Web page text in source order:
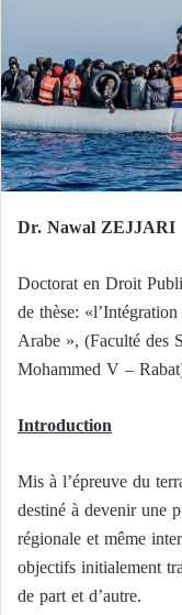
Dr. Nawal ZEJJARI
Doctorat en Droit
de thèse:
Arabe », (Faculté des
Mohammed V –
Introduction
Mis à l’épreuve du
destiné à devenir une
régionale et même
objectifs initialement
de part et d’autre.